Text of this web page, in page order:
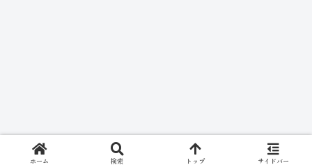
ホーム 検索 トップ サイドバー